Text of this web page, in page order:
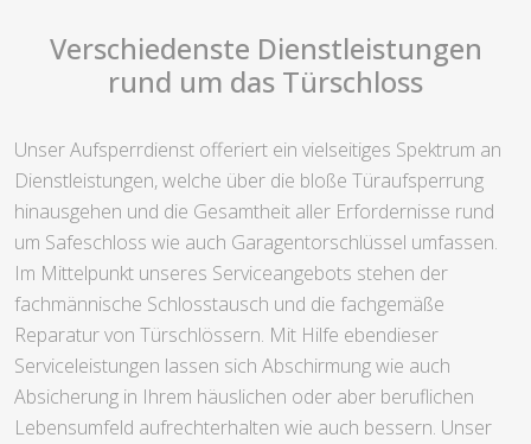
Verschiedenste Dienstleistungen
rund um das Türschloss
Unser Aufsperrdienst offeriert ein vielseitiges Spektrum an
Dienstleistungen, welche über die bloße Türaufsperrung
hinausgehen und die Gesamtheit aller Erfordernisse rund
um Safeschloss wie auch Garagentorschlüssel umfassen.
Im Mittelpunkt unseres Serviceangebots stehen der
fachmännische Schlosstausch und die fachgemäße
Reparatur von Türschlössern. Mit Hilfe ebendieser
Serviceleistungen lassen sich Abschirmung wie auch
Absicherung in Ihrem häuslichen oder aber beruflichen
Lebensumfeld aufrechterhalten wie auch bessern. Unser